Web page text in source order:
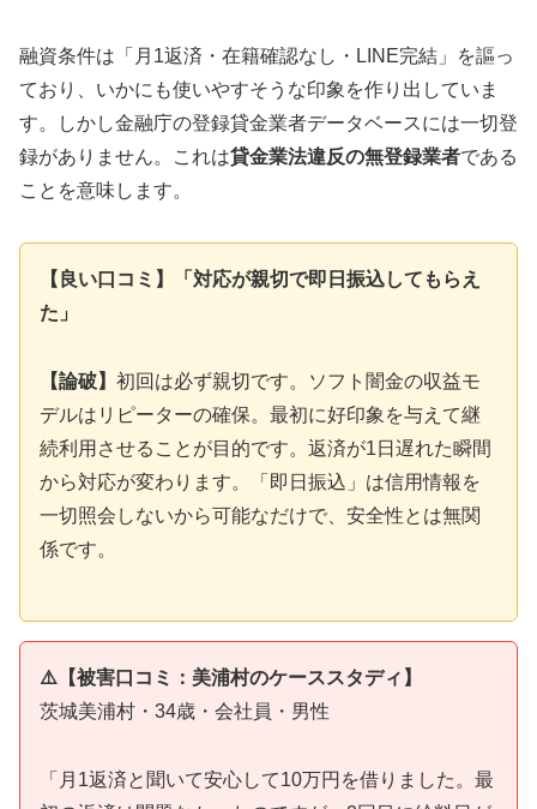
融資条件は「月1返済・在籍確認なし・LINE完結」を謳っ
ており、いかにも使いやすそうな印象を作り出していま
す。しかし金融庁の登録貸金業者データベースには一切登
録がありません。これは貸金業法違反の無登録業者である
ことを意味します。
【良い口コミ】「対応が親切で即日振込してもらえ
た」
【論破】 初回は必ず親切です。ソフト闇金の収益モ
デルはリピーターの確保。最初に好印象を与えて継
続利用させることが目的です。返済が1日遅れた瞬間
から対応が変わります。「即日振込」は信用情報を
一切照会しないから可能なだけで、安全性とは無関
係です。
⚠️【被害口コミ：美浦村のケーススタディ】
茨城美浦村・34歳・会社員・男性
「月1返済と聞いて安心して10万円を借りました。最